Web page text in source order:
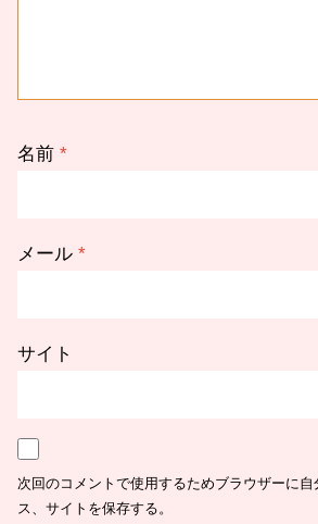
名前 *
メール *
サイト
次回のコメントで使用するためブラウザーに
ス、サイトを保存する。